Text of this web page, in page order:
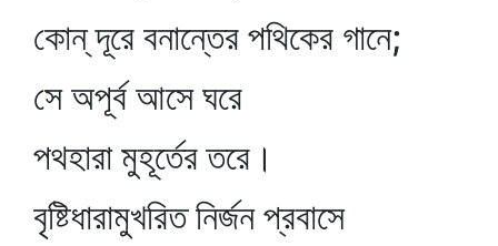
কোন্‌ দূরে বনান্তের পথিকের গানে;
সে অপূর্ব আসে ঘরে
পথহারা মুহূর্তের তরে।
বৃষ্টিধারামুখরিত নির্জন প্রবাসে